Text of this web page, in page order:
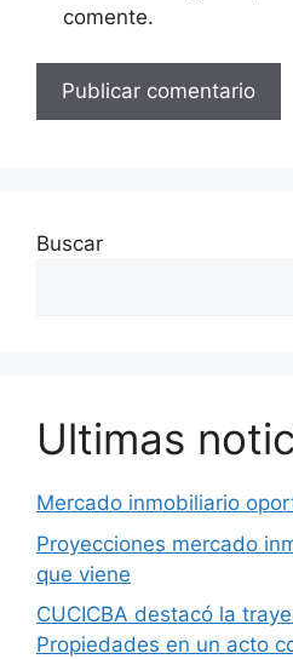
comente.
Buscar
Ultimas
Mercado inmobiliario
Proyecciones mercado
que viene
CUCICBA destacó la
Propiedades en un acto